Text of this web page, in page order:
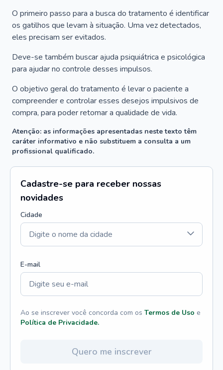
O primeiro passo para a busca do tratamento é identificar
os gatilhos que levam à situação. Uma vez detectados,
eles precisam ser evitados.
Deve-se também buscar ajuda psiquiátrica e psicológica
para ajudar no controle desses impulsos.
O objetivo geral do tratamento é levar o paciente a
compreender e controlar esses desejos impulsivos de
compra, para poder retomar a qualidade de vida.
Atenção: as informações apresentadas neste texto têm
caráter informativo e não substituem a consulta a um
profissional qualificado.
Cadastre-se para receber nossas
novidades
Cidade
E-mail
Ao se inscrever você concorda com os Termos de Uso e
Política de Privacidade.
Quero me inscrever